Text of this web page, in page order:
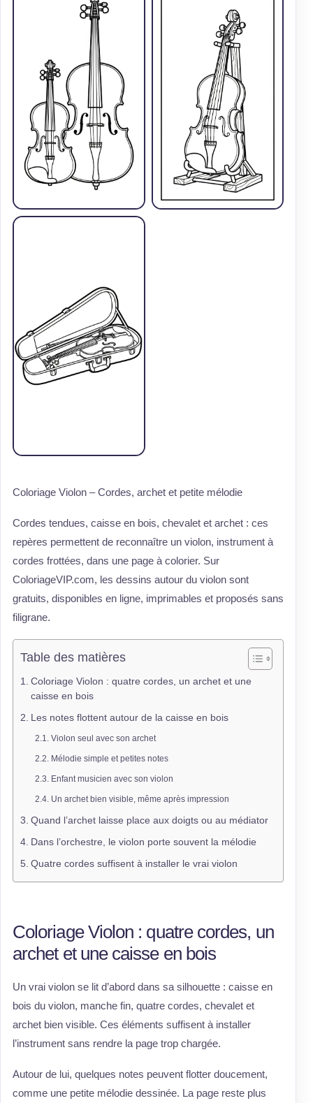
Coloriage Violon – Cordes, archet et petite mélodie
Cordes tendues, caisse en bois, chevalet et archet : ces
repères permettent de reconnaître un violon, instrument à
cordes frottées, dans une page à colorier. Sur
ColoriageVIP.com, les dessins autour du violon sont
gratuits, disponibles en ligne, imprimables et proposés sans
filigrane.
Table des matières
Coloriage Violon : quatre cordes, un archet et une
caisse en bois
Les notes flottent autour de la caisse en bois
Violon seul avec son archet
Mélodie simple et petites notes
Enfant musicien avec son violon
Un archet bien visible, même après impression
Quand l’archet laisse place aux doigts ou au médiator
Dans l’orchestre, le violon porte souvent la mélodie
Quatre cordes suffisent à installer le vrai violon
Coloriage Violon : quatre cordes, un
archet et une caisse en bois
Un vrai violon se lit d’abord dans sa silhouette : caisse en
bois du violon, manche fin, quatre cordes, chevalet et
archet bien visible. Ces éléments suffisent à installer
l’instrument sans rendre la page trop chargée.
Autour de lui, quelques notes peuvent flotter doucement,
comme une petite mélodie dessinée. La page reste plus